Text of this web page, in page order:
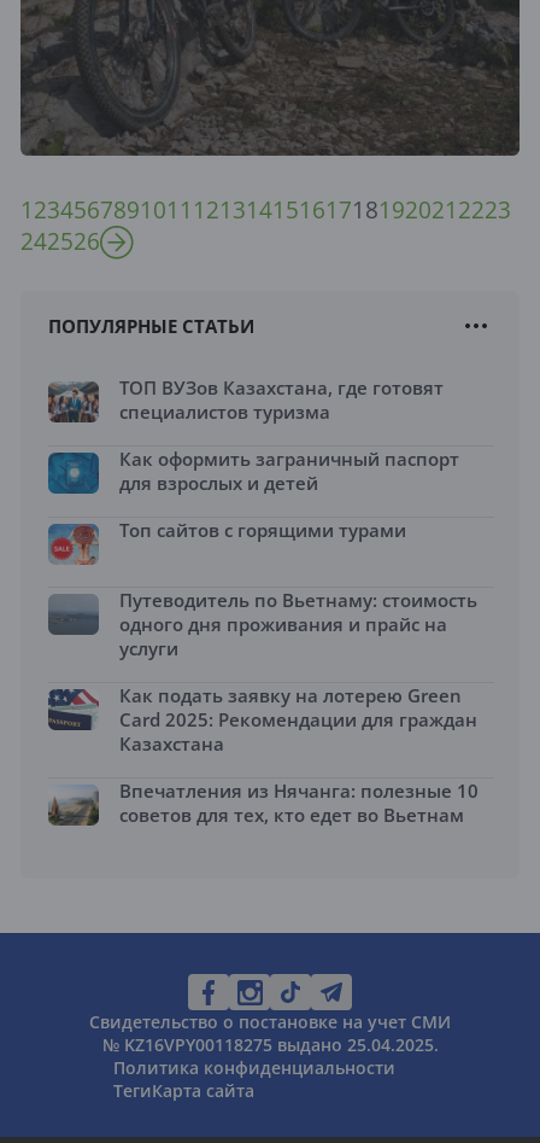
1234567891011 121314151617181920212223
242526
ПОПУЛЯРНЫЕ СТАТЬИ
ТОП ВУЗов Казахстана, где готовят
специалистов туризма
Как оформить заграничный паспорт
для взрослых и детей
Топ сайтов с горящими турами
Путеводитель по Вьетнаму: стоимость
одного дня проживания и прайс на
услуги
Как подать заявку на лотерею Green
Card 2025: Рекомендации для граждан
Казахстана
Впечатления из Нячанга: полезные 10
советов для тех, кто едет во Вьетнам
Свидетельство о постановке на учет СМИ
№ KZ16VPY00118275 выдано 25.04.2025.
Политика конфиденциальности
ТегиКарта сайта